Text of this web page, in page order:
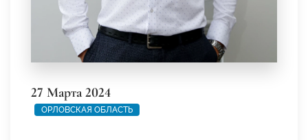
27 Марта 2024
ОРЛОВСКАЯ ОБЛАСТЬ